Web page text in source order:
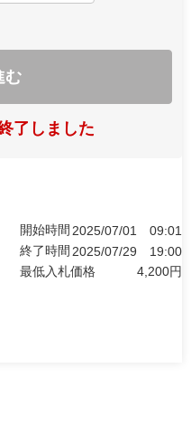
む
了しました
開始時間 2025/07/01
09:01
終了時間 2025/07/29
19:00
最低入札価格
4,200円